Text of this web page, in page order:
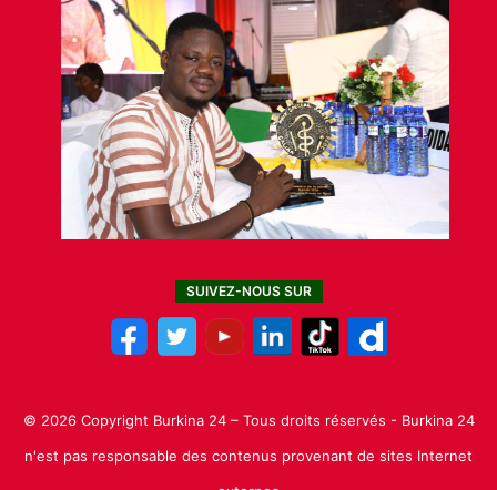
SUIVEZ-NOUS SUR
© 2026 Copyright Burkina 24 – Tous droits réservés - Burkina 24
n'est pas responsable des contenus provenant de sites Internet